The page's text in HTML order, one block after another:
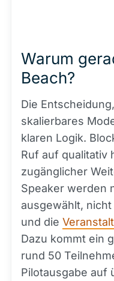
Warum
Beach?
Die
skalierbares
klaren Logik.
Ruf auf qualitativ
zugänglicher
Speaker werden
ausgewählt,
und die
Dazu kommt ein
rund 50
Pilotausgabe auf